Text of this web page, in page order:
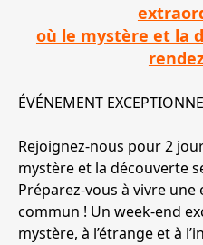
où le mystère et la
ÉVÉNEMENT
Rejoignez-nous pour 2
mystère et la découverte
Préparez-vous à vivre
commun ! Un week-end
mystère, à l’étrange et à